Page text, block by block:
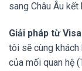
sang Châu Âu
Giải pháp từ
tôi sẽ cùng
của mối quan hệ